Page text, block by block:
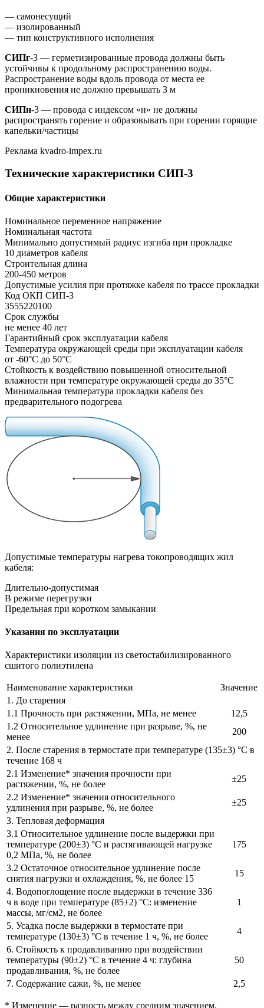
— самонесущий
— изолированный
— тип конструктивного исполнения
СИПг-3 — герметизированные провода должны быть
устойчивы к продольному распространению воды.
Распространение воды вдоль провода от места ее
проникновения не должно превышать 3 м
СИПн-3 — провода с индексом «н» не должны
распространять горение и образовывать при горении горящие
капельки/частицы
Реклама kvadro-impex.ru
Технические характеристики СИП-3
Общие характеристики
Номинальное переменное напряжение
Номинальная частота
Минимально допустимый радиус изгиба при прокладке
10 диаметров кабеля
Строительная длина
200-450 метров
Допустимые усилия при протяжке кабеля по трассе прокладки
Код ОКП СИП-3
3555220100
Срок службы
не менее 40 лет
Гарантийный срок эксплуатации кабеля
Температура окружающей среды при эксплуатации кабеля
от -60°С до 50°С
Стойкость к воздействию повышенной относительной
влажности при температуре окружающей среды до 35°C
Минимальная температура прокладки кабеля без
предварительного подогрева
Допустимые температуры нагрева токопроводящих жил
кабеля:
Длительно-допустимая
В режиме перегрузки
Предельная при коротком замыкании
Указания по эксплуатации
Характеристики изоляции из светостабилизированного
сшитого полиэтилена
Наименование характеристики
Значение
1. До старения
1.1 Прочность при растяжении, МПа, не менее
12,5
1.2 Относительное удлинение при разрыве, %, не
менее
200
2. После старения в термостате при температуре (135±3) °С в
течение 168 ч
2.1 Изменение* значения прочности при
растяжении, %, не более
±25
2.2 Изменение* значения относительного
удлинения при разрыве, %, не более
±25
3. Тепловая деформация
3.1 Относительное удлинение после выдержки при
температуре (200±3) °С и растягивающей нагрузке
0,2 МПа, %, не более
175
3.2 Остаточное относительное удлинение после
снятия нагрузки и охлаждения, %, не более 15
15
4. Водопоглощение после выдержки в течение 336
ч в воде при температуре (85±2) °С: изменение
массы, мг/см2, не более
1
5. Усадка после выдержки в термостате при
температуре (130±3) °С в течение 1 ч, %, не более
4
6. Стойкость к продавливанию при воздействии
температуры (90±2) °С в течение 4 ч: глубина
продавливания, %, не более
50
7. Содержание сажи, %, не менее 2,5
* Изменение — разность между средним значением,